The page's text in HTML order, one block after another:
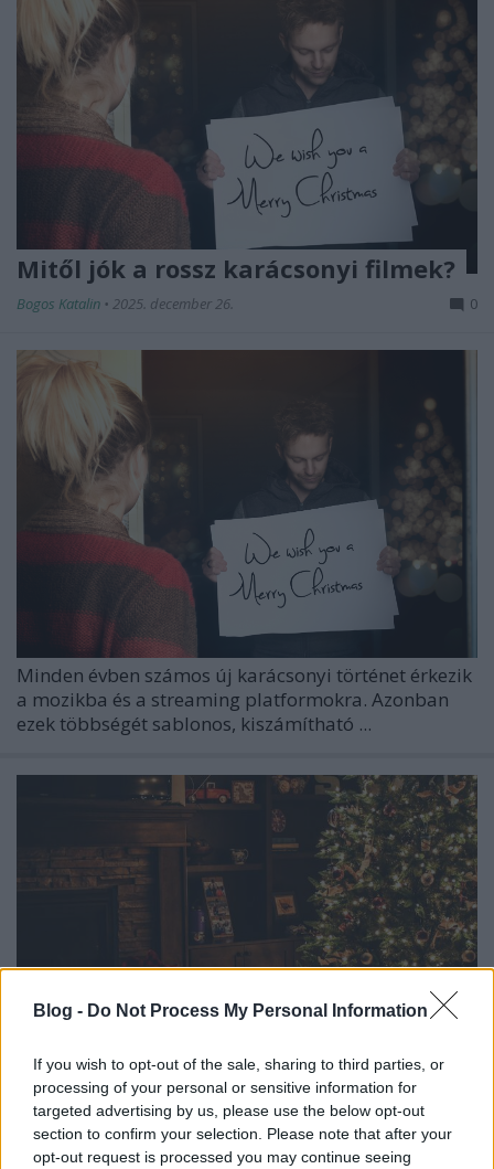
Blog - Do Not Process My Personal Information
If you wish to opt-out of the sale, sharing to third parties, or
processing of your personal or sensitive information for
targeted advertising by us, please use the below opt-out
section to confirm your selection. Please note that after your
opt-out request is processed you may continue seeing
Mitől jók a rossz karácsonyi filmek?
Bogos Katalin • 2025. december 26. 0
Minden évben számos új karácsonyi történet érkezik
a mozikba és a streaming platformokra. Azonban
ezek többségét sablonos, kiszámítható ...
A „Kellemes ünnepeket!” és a
bukásveszély találkozása